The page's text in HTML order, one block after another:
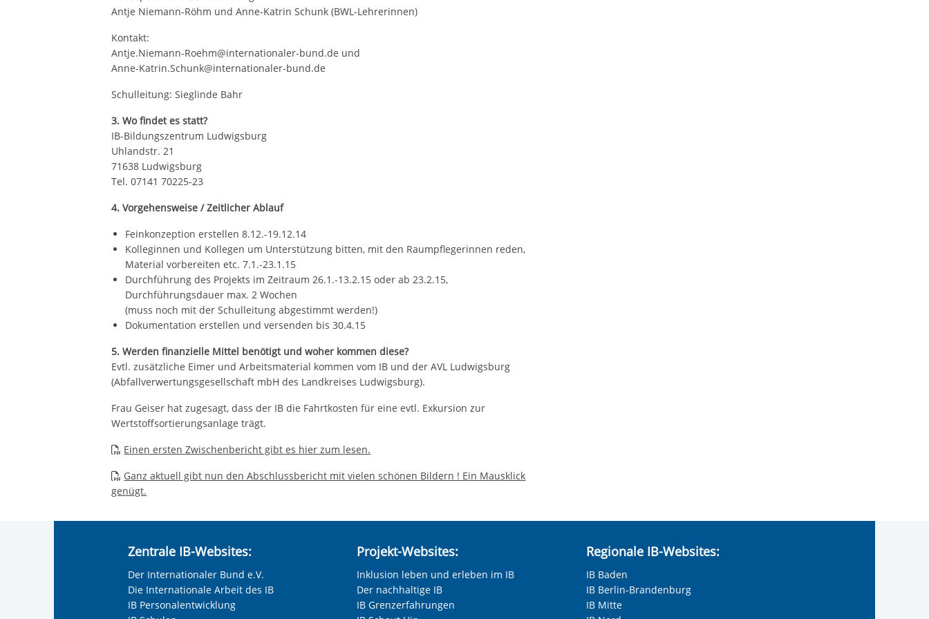
Antje Niemann-Röhm und Anne-Katrin Schunk (BWL-Lehrerinnen)
Kontakt:
Antje.Niemann-Roehm@internationaler-bund.de und
Anne-Katrin.Schunk@internationaler-bund.de
Schulleitung: Sieglinde Bahr
3. Wo findet es statt?
IB-Bildungszentrum Ludwigsburg
Uhlandstr. 21
71638 Ludwigsburg
Tel. 07141 70225-23
4. Vorgehensweise / Zeitlicher Ablauf
Feinkonzeption erstellen 8.12.-19.12.14
Kolleginnen und Kollegen um Unterstützung bitten, mit den Raumpflegerinnen reden,
Material vorbereiten etc. 7.1.-23.1.15
Durchführung des Projekts im Zeitraum 26.1.-13.2.15 oder ab 23.2.15,
Durchführungsdauer max. 2 Wochen
(muss noch mit der Schulleitung abgestimmt werden!)
Dokumentation erstellen und versenden bis 30.4.15
5. Werden finanzielle Mittel benötigt und woher kommen diese?
Evtl. zusätzliche Eimer und Arbeitsmaterial kommen vom IB und der AVL Ludwigsburg
(Abfallverwertungsgesellschaft mbH des Landkreises Ludwigsburg).
Frau Geiser hat zugesagt, dass der IB die Fahrtkosten für eine evtl. Exkursion zur
Wertstoffsortierungsanlage trägt.
Einen ersten Zwischenbericht gibt es hier zum lesen.
Ganz aktuell gibt nun den Abschlussbericht mit vielen schönen Bildern ! Ein Mausklick
genügt.
Zentrale IB-Websites:
Der Internationaler Bund e.V.
Die Internationale Arbeit des IB
IB Personalentwicklung
Projekt-Websites:
Inklusion leben und erleben im IB
Der nachhaltige IB
IB Grenzerfahrungen
Regionale IB-Websites:
IB Baden
IB Berlin-Brandenburg
IB Mitte